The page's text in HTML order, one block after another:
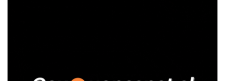
trabajadores, el edil descendió del vehículo y, en medio de la